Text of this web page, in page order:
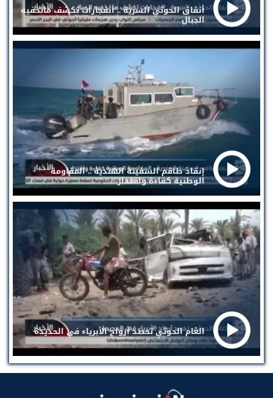
أنفاق الحوثي السرية .. انفجارات تكشف ماتخفيه
الجبال
إنقاذ طاقم السفينة الهندية .. المقاومة
الوطنية كفاءة واقتدار
الغام الحوثي تحصد أرواح الأبرياء في الحديدة